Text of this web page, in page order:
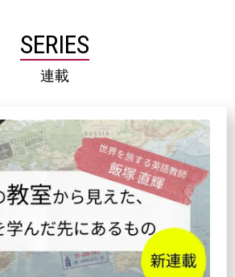
SERIES
連載